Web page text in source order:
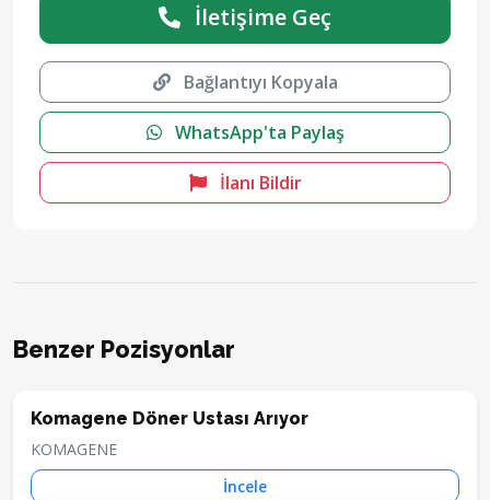
İletişime Geç
Bağlantıyı Kopyala
WhatsApp'ta Paylaş
İlanı Bildir
Benzer Pozisyonlar
Komagene Döner Ustası Arıyor
KOMAGENE
İncele